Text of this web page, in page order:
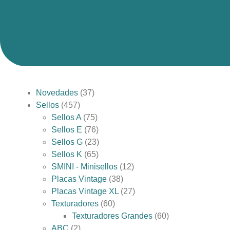
Novedades 37
Sellos 457
Sellos A 75
Sellos E 76
Sellos G 23
Sellos K
65
SMINI - Minisellos 12
Placas Vintage 38
Placas Vintage XL 27
Texturadores 60
Texturadores Grandes 60
ABC
2